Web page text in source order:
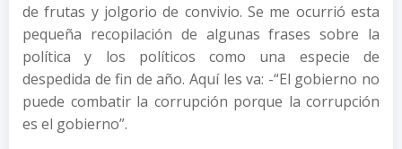
de frutas y jolgorio de convivio. Se me ocurrió esta
pequeña recopilación de algunas frases sobre la
política y los políticos como una especie de
despedida de fin de año. Aquí les va: -“El gobierno no
puede combatir la corrupción porque la corrupción
es el gobierno”.